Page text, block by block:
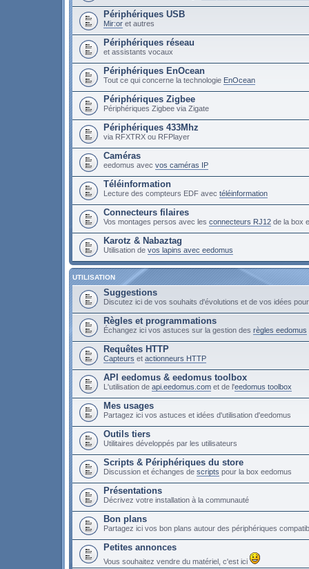
Périphériques USB
Mir:or et autres
Périphériques réseau
et assistants vocaux
Périphériques EnOcean
Tout ce qui concerne la technologie EnOcean
Périphériques Zigbee
Périphériques Zigbee via Zigate
Périphériques 433Mhz
via RFXTRX ou RFPlayer
Caméras
eedomus avec vos caméras IP
Téléinformation
Lecture des compteurs EDF avec téléinformation
Connecteurs filaires
Vos montages persos avec les connecteurs RJ12 de la box
Karotz & Nabaztag
Utilisation de vos lapins avec eedomus
UTILISATION
Suggestions
Discutez ici de vos souhaits d'évolutions et de vos idées
Règles et programmations
Échangez ici vos astuces sur la gestion des règles eedomus
Requêtes HTTP
Capteurs et actionneurs HTTP
API eedomus & eedomus toolbox
L'utilisation de api.eedomus.com et de l'eedomus toolbox
Mes usages
Partagez ici vos astuces et idées d'utilisation d'eedomus
Outils tiers
Utilitaires développés par les utilisateurs
Scripts & Périphériques du store
Discussion et échanges de scripts pour la box eedomus
Présentations
Décrivez votre installation à la communauté
Bon plans
Partagez ici vos bon plans autour des périphériques
Petites annonces
Vous souhaitez vendre du matériel, c'est ici